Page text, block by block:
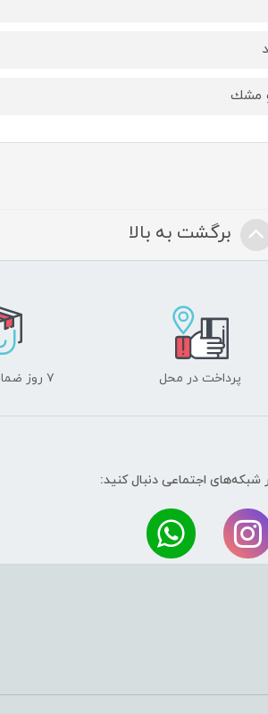
و مشك
برگشت به بالا
پرداخت در محل ۷ روز ضمانت بازگشت
شبکه‌های اجتماعی دنبال کنید: